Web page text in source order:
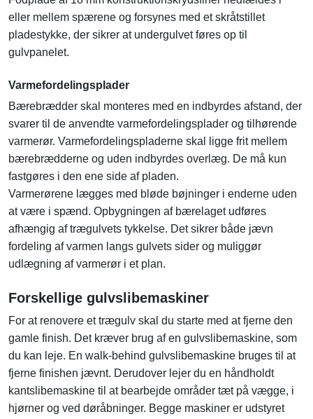
eller mellem spærene og forsynes med et skråtstillet
pladestykke, der sikrer at undergulvet føres op til
gulvpanelet.
Varmefordelingsplader
Bærebrædder skal monteres med en indbyrdes afstand, der
svarer til de anvendte varmefordelingsplader og tilhørende
varmerør. Varmefordelingspladerne skal ligge frit mellem
bærebrædderne og uden indbyrdes overlæg. De må kun
fastgøres i den ene side af pladen.
Varmerørene lægges med bløde bøjninger i enderne uden
at være i spænd. Opbygningen af bærelaget udføres
afhængig af trægulvets tykkelse. Det sikrer både jævn
fordeling af varmen langs gulvets sider og muliggør
udlægning af varmerør i et plan.
Forskellige gulvslibemaskiner
For at renovere et trægulv skal du starte med at fjerne den
gamle finish. Det kræver brug af en gulvslibemaskine, som
du kan leje. En walk-behind gulvslibemaskine bruges til at
fjerne finishen jævnt. Derudover lejer du en håndholdt
kantslibemaskine til at bearbejde områder tæt på vægge, i
hjørner og ved døråbninger. Begge maskiner er udstyret